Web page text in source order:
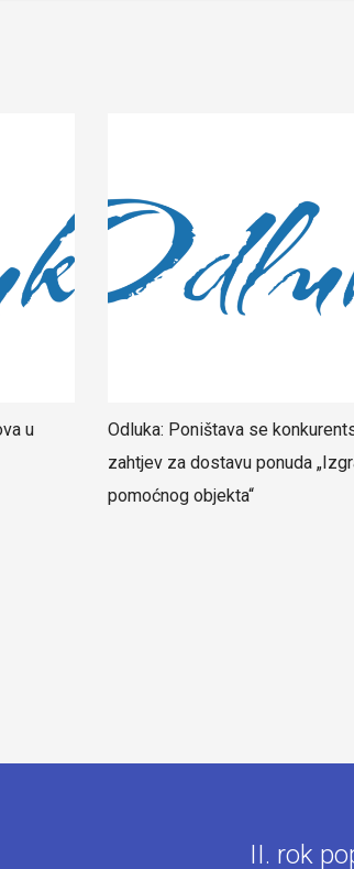
u
Odluka: Poništava se
zahtjev za dostavu ponuda
pomoćnog objekta“
II. rok